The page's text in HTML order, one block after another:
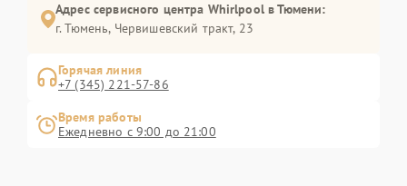
Адрес сервисного центра Whirlpool в Тюмени:
г. Тюмень, ​Червишевский тракт, 23
Горячая линия
+7 (345) 221-57-86
Время работы
Ежедневно с 9:00 до 21:00